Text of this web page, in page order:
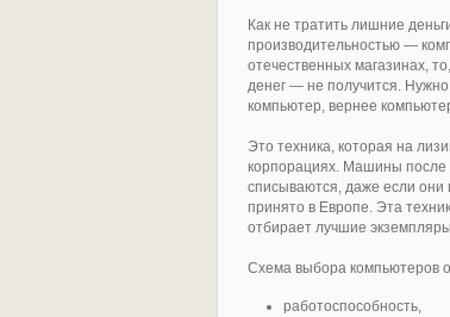
Как не тратить лишние
производительностью —
отечественных магазинах,
денег — не получится.
компьютер, вернее
Это техника, которая на
корпорациях. Машины после
списываются, даже если они
принято в Европе. Эта
отбирает лучшие
Схема выбора компьютеров
работоспособность,